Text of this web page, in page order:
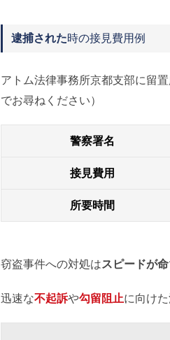
逮捕された時の接見費用例
アトム法律事務所京都支部に留
でお尋ねください）
警察署名
接見費用
所要時間
窃盗事件への対処はスピードが命
迅速な不起訴や勾留阻止に向け